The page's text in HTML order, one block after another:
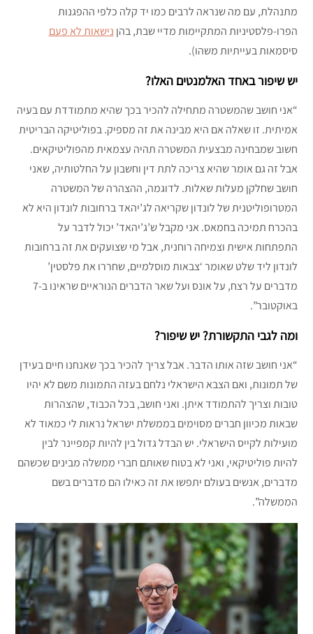
מתנהלת, עם מה שנראה לרבים כמו יד קלה כלפי ההפגנות
הפרו-פלסטיניות המתקיימות מדיי שבת, בהן נישאות לא פעם
סיסמאות בעייתיות משהו).
יש שיפור באחד האלמנטים האלו?
“אני חושב שהמשטרה מתחילה להכיר בכך שהיא מתמודדת עם בעיה
אמיתית. זו שאלה אם היא מבינה את זה מספיק. בפוליטיקה הבריטית
חשוב שמבחינה מבצעית המשטרה תהיה עצמאית מהפוליטיקאים.
אבל זה גם אומר שהיא צריכה לתת דין וחשבון על החלטותיה, שאני
חושב שחלקן מעלות שאלות. לדוגמה, ההצהרה של המשטרה
המטרופוליטנית של לונדון שקריאה לג’יהאד ברחובות לונדון היא לא
בהכרח תמיכה בחמאס. אני מקבל ש’ג’יהאד’ יכול לדבר על
התפתחות אישית וצמיחה רוחנית, אבל מי שצועקים את זה ברחובות
לונדון ליד שלט שאומר ‘צבאות מוסלמיים, שחררו את פלסטין’
מדברים על רצח, על אונס ועל שאר הדברים הנוראיים שראינו ב-7
באוקטובר”.
ומה לגבי התקשורת? יש שיפור?
“אני חושב שזה אותו הדבר. אבל צריך להכיר בכך שאנחנו חיים בעידן
של תמונות, ואם הצבא הישראלי נלחם בעזה התמונות משם לא יהיו
טובות וצריך להתמודד איתן. ואני חושב, בכל הכבוד, שהצהרות
שבאות מכיוון חברים מסוימים בממשלת ישראל נראות לי כמאוד לא
מועילות לקייס הישראלי. יש הבדל גדול בין להיות קמפיינר לבין
להיות פוליטיקאי, ואני לא בטוח שאותם חברי ממשלה מבינים שכשהם
מדברים, אנשים בעולם יתפשו את זה כאילו הם מדברים בשם
הממשלה”.